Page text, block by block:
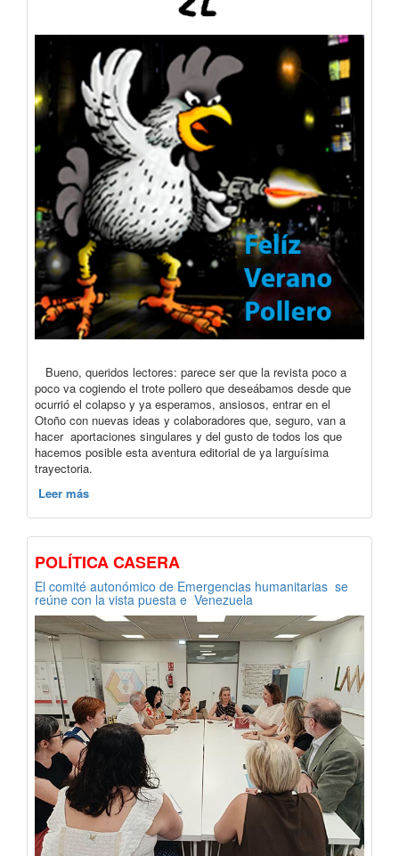
Bueno, queridos lectores: parece ser que la revista poco a
poco va cogiendo el trote pollero que deseábamos desde que
ocurrió el colapso y ya esperamos, ansiosos, entrar en el
Otoño con nuevas ideas y colaboradores que, seguro, van a
hacer aportaciones singulares y del gusto de todos los que
hacemos posible esta aventura editorial de ya larguísima
trayectoria.
Leer más
POLÍTICA CASERA
El comité autonómico de Emergencias humanitarias se
reúne con la vista puesta e Venezuela